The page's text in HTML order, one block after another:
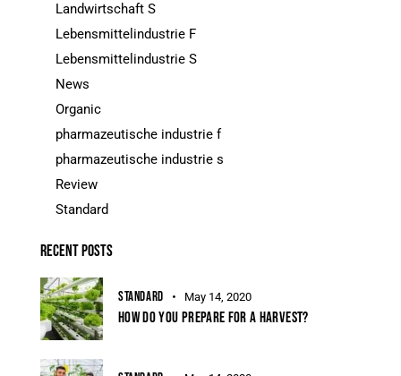
Landwirtschaft S
Lebensmittelindustrie F
Lebensmittelindustrie S
News
Organic
pharmazeutische industrie f
pharmazeutische industrie s
Review
Standard
RECENT POSTS
STANDARD May 14, 2020
HOW DO YOU PREPARE FOR A HARVEST?